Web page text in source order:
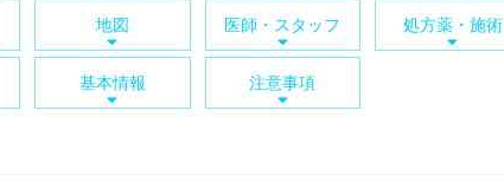
地図 医師・スタッフ 処方薬・施術
基本情報 注意事項